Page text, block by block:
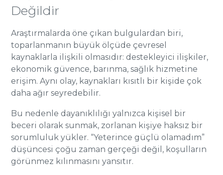
Değildir
Araştırmalarda öne çıkan bulgulardan biri,
toparlanmanın büyük ölçüde çevresel
kaynaklarla ilişkili olmasıdır: destekleyici ilişkiler,
ekonomik güvence, barınma, sağlık hizmetine
erişim. Aynı olay, kaynakları kısıtlı bir kişide çok
daha ağır seyredebilir.
Bu nedenle dayanıklılığı yalnızca kişisel bir
beceri olarak sunmak, zorlanan kişiye haksız bir
sorumluluk yükler. “Yeterince güçlü olamadım”
düşüncesi çoğu zaman gerçeği değil, koşulların
görünmez kılınmasını yansıtır.